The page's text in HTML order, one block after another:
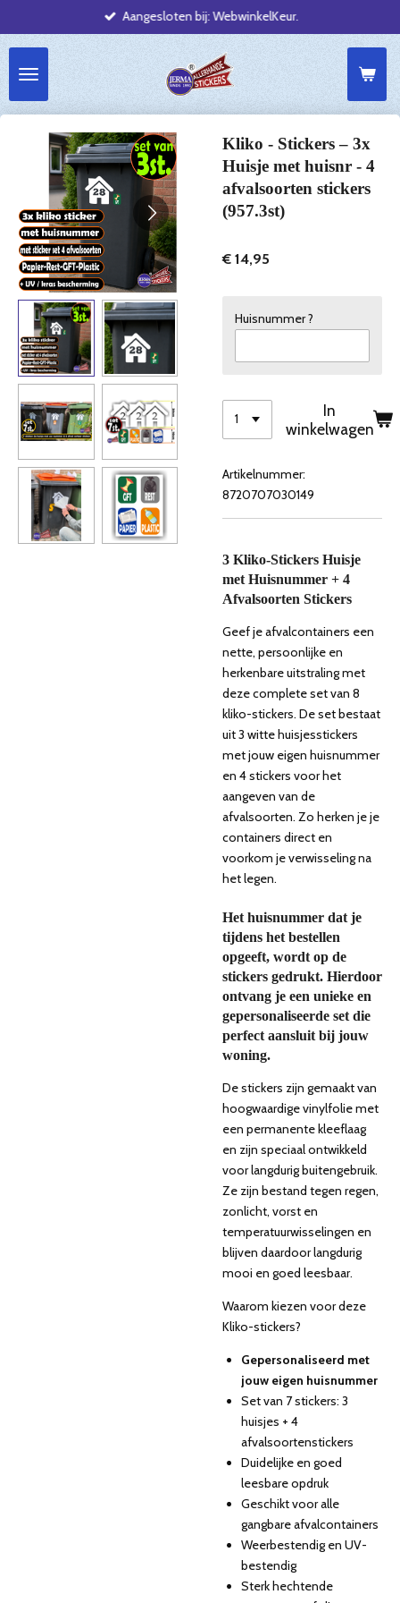
direct
de
hoofdinhoud
Aangesloten bij: WebwinkelKeur.
Kliko - Stickers – 3x
Huisje met huisnr - 4
afvalsoorten stickers
(957.3st)
€ 14,95
Huisnummer ?
In
winkelwagen
Artikelnummer:
8720707030149
3 Kliko-Stickers Huisje
met Huisnummer + 4
Afvalsoorten Stickers
Geef je afvalcontainers een
nette, persoonlijke en
herkenbare uitstraling met
deze complete set van 8
kliko-stickers. De set bestaat
uit 3 witte huisjesstickers
met jouw eigen huisnummer
en 4 stickers voor het
aangeven van de
afvalsoorten. Zo herken je je
containers direct en
voorkom je verwisseling na
het legen.
Het huisnummer dat je
tijdens het bestellen
opgeeft, wordt op de
stickers gedrukt. Hierdoor
ontvang je een unieke en
gepersonaliseerde set die
perfect aansluit bij jouw
woning.
De stickers zijn gemaakt van
hoogwaardige vinylfolie met
een permanente kleeflaag
en zijn speciaal ontwikkeld
voor langdurig buitengebruik.
Ze zijn bestand tegen regen,
zonlicht, vorst en
temperatuurwisselingen en
blijven daardoor langdurig
mooi en goed leesbaar.
Waarom kiezen voor deze
Kliko-stickers?
Gepersonaliseerd met
jouw eigen huisnummer
Set van 7 stickers: 3
huisjes + 4
afvalsoortenstickers
Duidelijke en goed
leesbare opdruk
Geschikt voor alle
gangbare afvalcontainers
Weerbestendig en UV-
bestendig
Sterk hechtende